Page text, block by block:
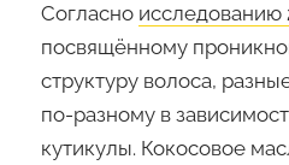
Согласно исследованию
посвящённому
структуру волоса,
по-разному в
кутикулы. Кокосовое